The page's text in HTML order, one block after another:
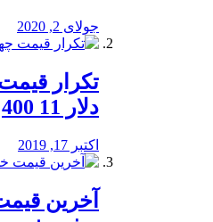
جولای 2, 2020
تکرار
دلار 11 400
اکتبر 17, 2019
آخرین